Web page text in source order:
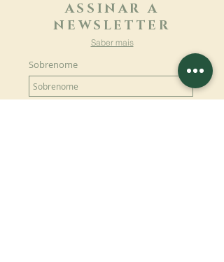
ASSINAR A
NEWSLETTER
Saber mais
Sobrenome